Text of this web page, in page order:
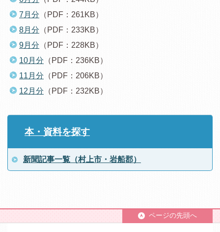
7月分 （PDF：261KB）
8月分 （PDF：233KB）
9月分 （PDF：228KB）
10月分 （PDF：236KB）
11月分 （PDF：206KB）
12月分 （PDF：232KB）
本・資料を探す
新聞記事一覧（村上市・岩船郡）
ページの先頭へ